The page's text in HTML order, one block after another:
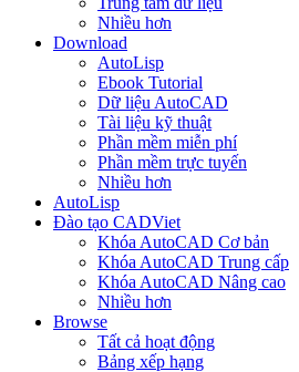
Nhiều hơn
Download
AutoLisp
Ebook Tutorial
Dữ liệu AutoCAD
Tài liệu kỹ thuật
Phần mềm miễn phí
Phần mềm trực tuyến
Nhiều hơn
AutoLisp
Đào tạo CADViet
Khóa AutoCAD Cơ bản
Khóa AutoCAD Trung cấp
Khóa AutoCAD Nâng cao
Nhiều hơn
Browse
Tất cả hoạt động
Bảng xếp hạng